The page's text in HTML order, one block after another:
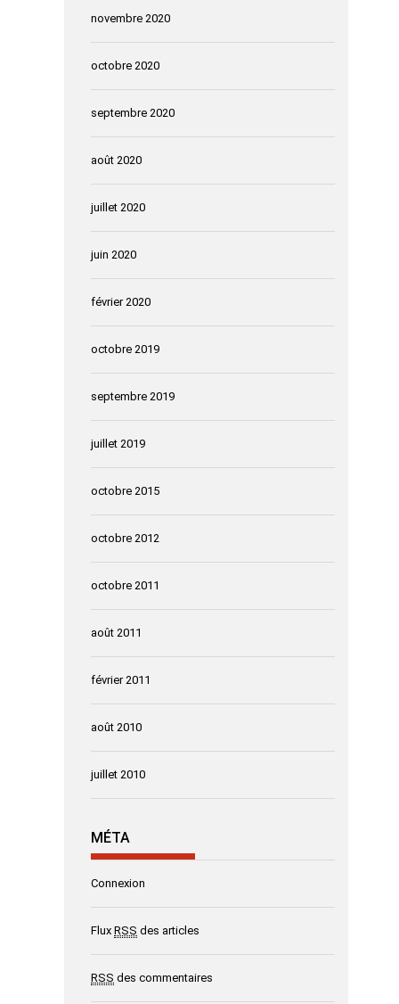
novembre 2020
octobre 2020
septembre 2020
août 2020
juillet 2020
juin 2020
février 2020
octobre 2019
septembre 2019
juillet 2019
octobre 2015
octobre 2012
octobre 2011
août 2011
février 2011
août 2010
juillet 2010
MÉTA
Connexion
Flux RSS des articles
RSS des commentaires